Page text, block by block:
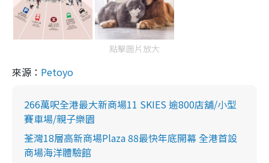
點擊圖片放大
來源： Petoyo
266萬呎全港最大新商場11 SKIES 逾800店舖/小型
賽車場/親子樂園
荃灣18層高新商場Plaza 88最快年底開幕 全港首設
商場海洋體驗館